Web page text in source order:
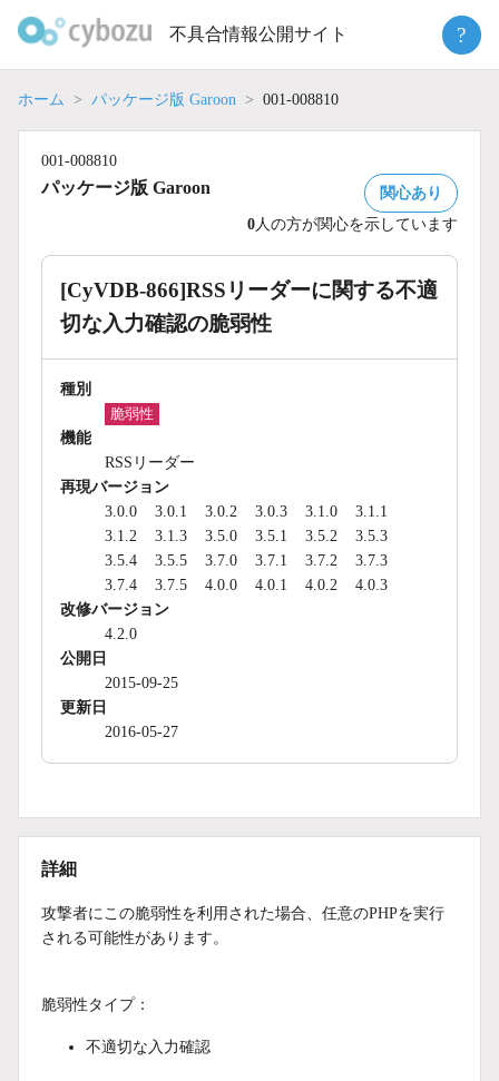
不具合情報公開サイト ?
ホーム パッケージ版 Garoon 001-008810
001-008810
パッケージ版 Garoon
関心あり
0 人の方が関心を示しています
[CyVDB-866]RSSリーダーに関する不適
切な入力確認の脆弱性
種別
脆弱性
機能
RSSリーダー
再現バージョン
3.0.0
3.0.1 3.0.2 3.0.3 3.1.0
3.1.1
3.1.2
3.1.3 3.5.0 3.5.1 3.5.2
3.5.3
3.5.4
3.5.5 3.7.0 3.7.1 3.7.2
3.7.3
3.7.4
3.7.5 4.0.0 4.0.1 4.0.2
4.0.3
改修バージョン
4.2.0
公開日
2015-09-25
更新日
2016-05-27
詳細
攻撃者にこの脆弱性を利用された場合、任意のPHPを実行
される可能性があります。
脆弱性タイプ：
不適切な入力確認